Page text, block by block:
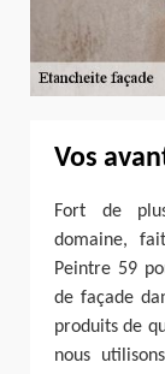
Vos
Fort de
domaine,
Peintre 59
de façade
produits de
nous